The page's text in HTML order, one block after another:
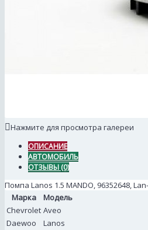
Нажмите для просмотра галереи
ОПИСАНИЕ
АВТОМОБИЛЬ
ОТЗЫВЫ (0)
Помпа Lanos 1.5 MANDO, 96352648,
Марка
Модель
Chevrolet Aveo
Daewoo
Lanos